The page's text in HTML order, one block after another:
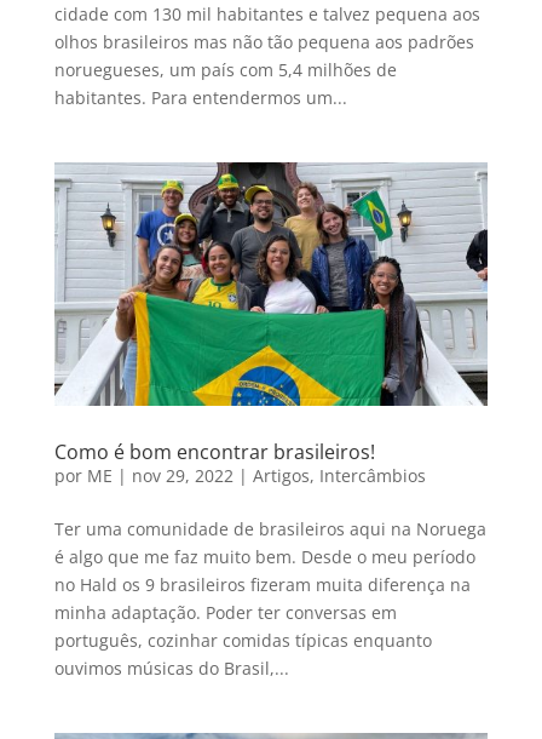
cidade com 130 mil habitantes e talvez pequena aos
olhos brasileiros mas não tão pequena aos padrões
noruegueses, um país com 5,4 milhões de
habitantes. Para entendermos um...
Como é bom encontrar brasileiros!
por ME | nov 29, 2022| Artigos, Intercâmbios
Ter uma comunidade de brasileiros aqui na Noruega
é algo que me faz muito bem. Desde o meu período
no Hald os 9 brasileiros fizeram muita diferença na
minha adaptação. Poder ter conversas em
português, cozinhar comidas típicas enquanto
ouvimos músicas do Brasil,...